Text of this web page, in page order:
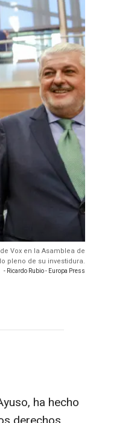
Vox en la Asamblea de
pleno de su investidura.
- Ricardo Rubio - Europa Press
ha hecho